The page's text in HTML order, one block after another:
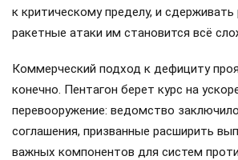
к критическому пределу, и сдерживать
ракетные атаки им становится всё
Коммерческий подход к дефициту
конечно. Пентагон берет курс на
перевооружение: ведомство
соглашения, призванные расширить
важных компонентов для систем